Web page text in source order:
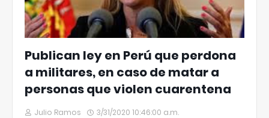
Publican ley en Perú que perdona
a militares, en caso de matar a
personas que violen cuarentena
Julio Ramos 3/31/2020 10:46:00 a.m.